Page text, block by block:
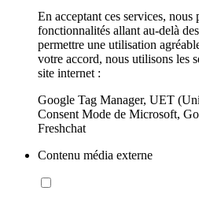
En acceptant ces services,
fonctionnalités allant au-delà
permettre une utilisation
votre accord, nous utilisons les
site internet :
Google Tag Manager, UET
Consent Mode de Microsoft,
Freshchat
Contenu média externe